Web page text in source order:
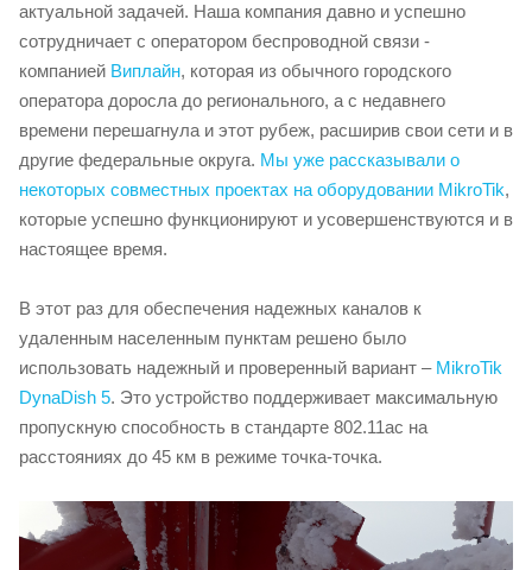
актуальной задачей. Наша компания давно и успешно
сотрудничает с оператором беспроводной связи -
компанией Виплайн, которая из обычного городского
оператора доросла до регионального, а с недавнего
времени перешагнула и этот рубеж, расширив свои сети и в
другие федеральные округа. Мы уже рассказывали о
некоторых совместных проектах на оборудовании MikroTik,
которые успешно функционируют и усовершенствуются и в
настоящее время.
В этот раз для обеспечения надежных каналов к
удаленным населенным пунктам решено было
использовать надежный и проверенный вариант – MikroTik
DynaDish 5. Это устройство поддерживает максимальную
пропускную способность в стандарте 802.11ac на
расстояниях до 45 км в режиме точка-точка.